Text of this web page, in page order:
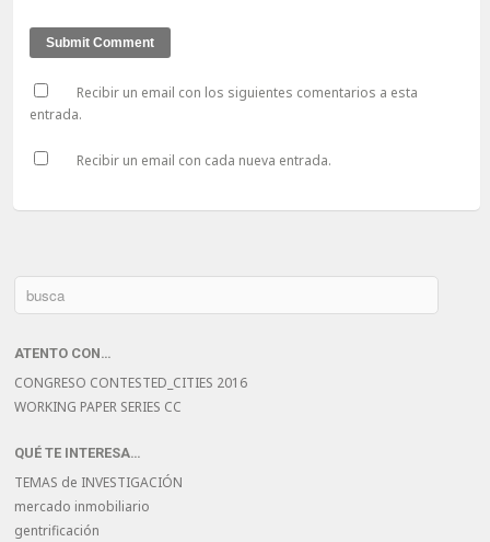
Recibir un email con los siguientes comentarios a esta
entrada.
Recibir un email con cada nueva entrada.
ATENTO CON…
CONGRESO CONTESTED_CITIES 2016
WORKING PAPER SERIES CC
QUÉ TE INTERESA…
TEMAS de INVESTIGACIÓN
mercado inmobiliario
gentrificación